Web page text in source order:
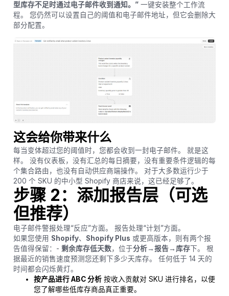
型库存不足时通过电子邮件收到通知。”一键安装整个工作流
程。 您仍然可以设置自己的阈值和电子邮件地址，但它会删除大
部分配置。
这会给你带来什么
每当变体超过您的阈值时，您都会收到一封电子邮件。 就是这
样。 没有仪表板，没有汇总的每日摘要，没有重要条件逻辑的每
个集合路由，也没有自动供应商端操作。 对于大多数运行少于
200 个 SKU 的中小型 Shopify 商店来说，这已经足够了。
步骤 2：添加报告层（可选
但推荐）
电子邮件警报处理“反应”方面。 报告处理“计划”方面。
如果您使用 Shopify、 Shopify Plus 或更高版本，则有两个报
告值得保留：- 剩余库存低天数，位于分析→报告→库存下。 根
据最近的销售速度预测您还剩下多少天库存。 任何低于 14 天的
时间都会闪烁黄灯。
按产品进行 ABC 分析按收入贡献对 SKU 进行排名，以便
您了解哪些低库存商品真正重要。